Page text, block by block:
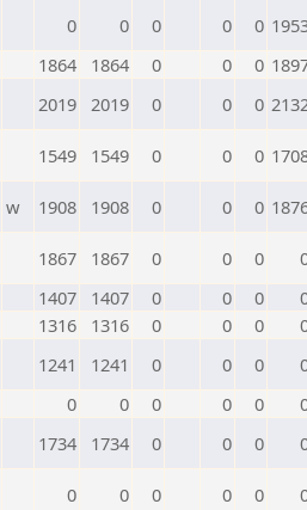
0 0 0 0 0
1864 1864 0 0 0
2019 2019 0 0 0
1549 1549 0 0 0
w 1908 1908 0 0 0
1867 1867 0 0 0
1407 1407 0 0 0
1316 1316 0 0 0
1241 1241 0 0 0
0 0 0 0 0
1734 1734 0 0 0
0 0 0 0 0